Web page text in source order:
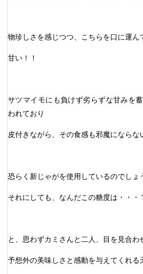
物珍しさを感じつつ、こちらを口に運ん
甘い！！
サツマイモにも負けず劣らずな甘みを
われており
皮付きながら、その食感も邪魔にならな
恐らく新じゃがを使用しているのでしょ
それにしても、なんだこの糖度は・・・
と、思わずカミさんと二人、目を見合わ
予想外の美味しさと感動を与えてくれる